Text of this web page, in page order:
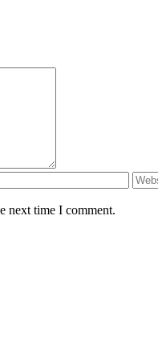
next time I comment.